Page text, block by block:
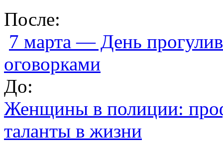
После:
7 марта — День
оговорками
До:
Женщины в полиции:
таланты в жизни